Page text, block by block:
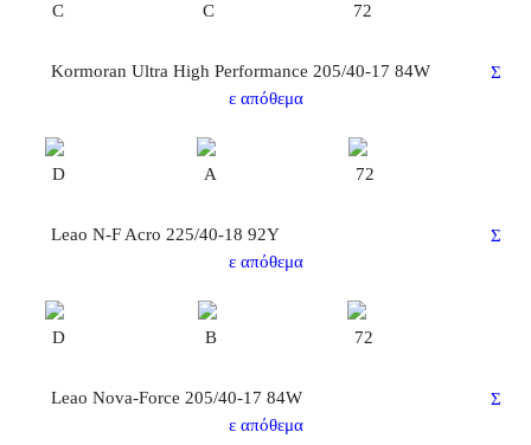
C C 72
Kormoran Ultra High Performance 205/40-17 84W
Σ
ε απόθεμα
D Α 72
Leao N-F Acro 225/40-18 92Y
Σ
ε απόθεμα
D B 72
Leao Nova-Force 205/40-17 84W
Σ
ε απόθεμα